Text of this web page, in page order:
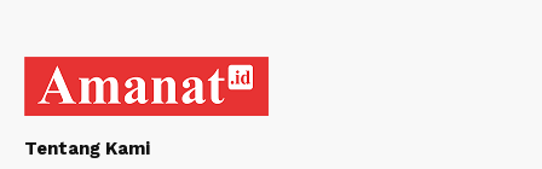
Tentang Kami